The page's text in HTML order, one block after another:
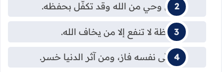
القرآن وحي من الله وقد تكفّل بحفظه.
الموعظة لا تنفع إلا من يخاف الله.
من زكّى نفسه فاز، ومن آثر الدنيا خسر.